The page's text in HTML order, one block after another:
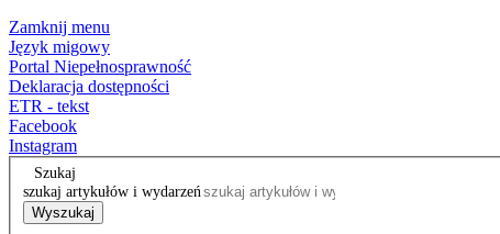
Zamknij menu
Język migowy
Portal Niepełnosprawność
Deklaracja dostępności
ETR - tekst
Facebook
Instagram
Szukaj
szukaj artykułów i wydarzeń
Wyszukaj